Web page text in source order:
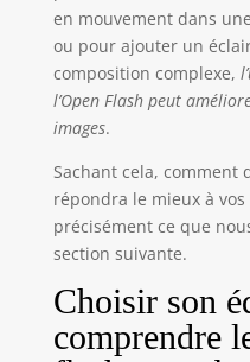
indésirables.
une longueur de
net d'environ 1,3 kg,
Bowens pour plus
Fonctionne et
LCD clair à
et récupération
mémorise les
secondes, assurant
des données de
une expérience
en mouvement dans
ou pour ajouter un
composition complexe,
l’Open Flash peut
images.
Sachant cela,
répondra le mieux à vos
précisément ce que
section suivante.
Choisir son
comprendre